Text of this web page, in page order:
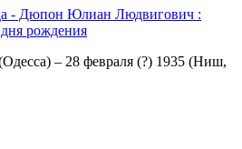
- Дюпон Юлиан Людвигович :
рождения
– 28 февраля (?) 1935 (Ниш,